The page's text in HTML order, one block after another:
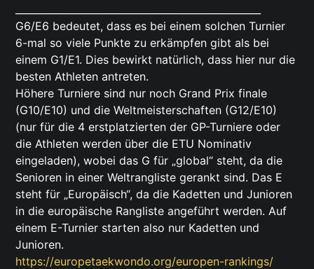
G6/E6 bedeutet, dass es bei einem solchen Turnier
6-mal so viele Punkte zu erkämpfen gibt als bei
einem G1/E1. Dies bewirkt natürlich, dass hier nur die
besten Athleten antreten.
Höhere Turniere sind nur noch Grand Prix finale
(G10/E10) und die Weltmeisterschaften (G12/E10)
(nur für die 4 erstplatzierten der GP-Turniere oder
die Athleten werden über die ETU Nominativ
eingeladen), wobei das G für „global“ steht, da die
Senioren in einer Weltrangliste gerankt sind. Das E
steht für „Europäisch“, da die Kadetten und Junioren
in die europäische Rangliste angeführt werden. Auf
einem E-Turnier starten also nur Kadetten und
Junioren.
https://europetaekwondo.org/europen-rankings/